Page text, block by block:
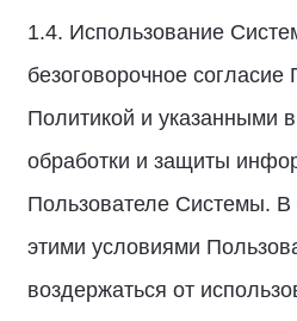
1.4. Использование
безоговорочное согласие
Политикой и указанными
обработки и защиты
Пользователе Системы. В
этими условиями
воздержаться от